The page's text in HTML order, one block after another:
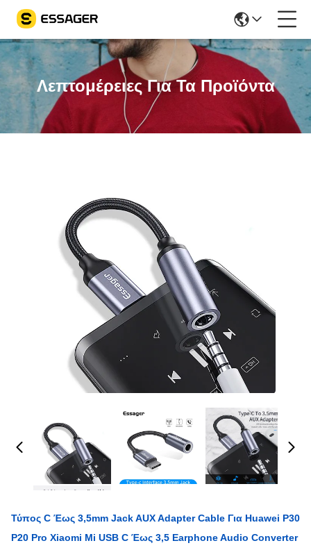
Λεπτομέρειες Για Τα Προϊόντα
Τύπος C Έως 3,5mm Jack AUX Adapter Cable Για Huawei P30
P20 Pro Xiaomi Mi USB C Έως 3,5 Earphone Audio Converter